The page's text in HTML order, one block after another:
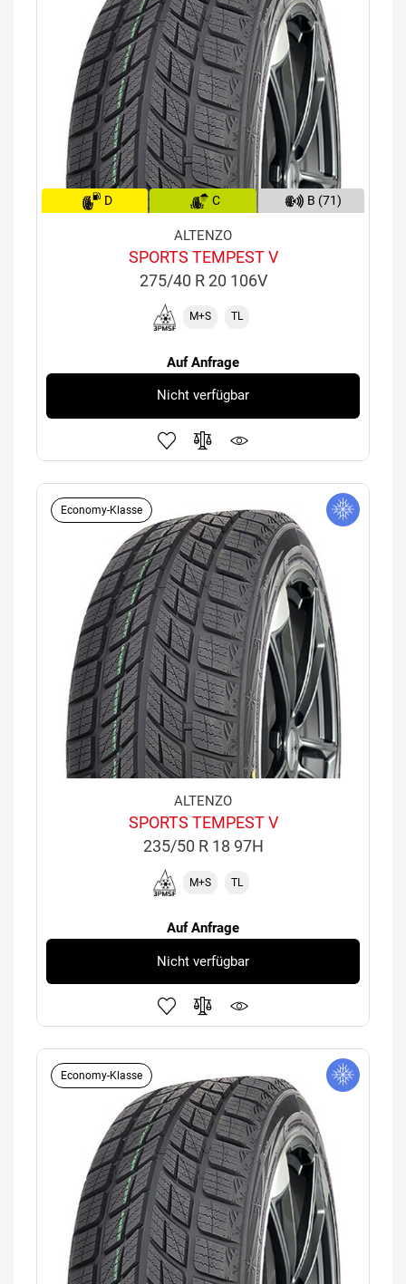
D C B (71)
ALTENZO
SPORTS TEMPEST V
275/40 R 20 106V
M+S TL
Auf Anfrage
Nicht verfügbar
Economy-Klasse
ALTENZO
SPORTS TEMPEST V
235/50 R 18 97H
M+S TL
Auf Anfrage
Nicht verfügbar
Economy-Klasse